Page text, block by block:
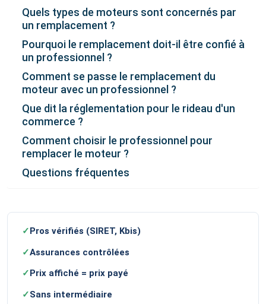
Quels types de moteurs sont concernés par
un remplacement ?
Pourquoi le remplacement doit-il être confié à
un professionnel ?
Comment se passe le remplacement du
moteur avec un professionnel ?
Que dit la réglementation pour le rideau d'un
commerce ?
Comment choisir le professionnel pour
remplacer le moteur ?
Questions fréquentes
✓Pros vérifiés (SIRET, Kbis)
✓Assurances contrôlées
✓Prix affiché = prix payé
✓Sans intermédiaire